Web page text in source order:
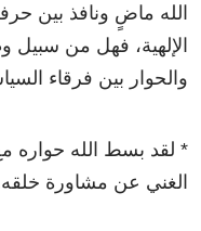
الله ماضٍ ونافذ بين
الإلهية، فهل من سبيل
والحوار بين فرقاء
* لقد بسط الله حواره
الغني عن مشاورة